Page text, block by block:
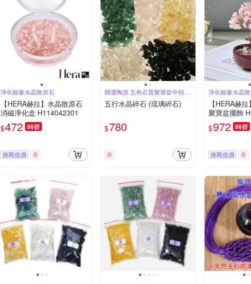
淨化能量水晶散原石
【HERA赫拉】水晶散原石
消磁淨化盒 H114042301
$472 86折
挑戰低價 券
開運陶源 五色石置聚寶盆中招四
方財
五行水晶碎石 (琉璃碎石)
$780
券
淨化能量水晶
【HERA赫
聚寶盆擺飾
$972 86折
挑戰低價 券